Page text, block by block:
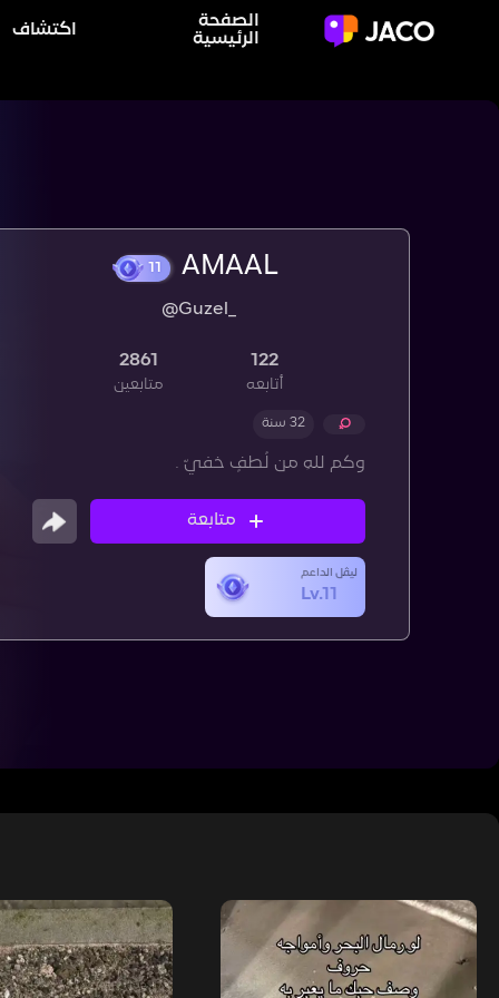
الصفحة
الرئيسية
اكتشاف
AMAAL
@Guzel_
122
أتابعه
2861
متابعين
32 سنة
وكم للهِ من لُطفٍ خفيّ .
متابعة
ليڤل الداعم
Lv.11